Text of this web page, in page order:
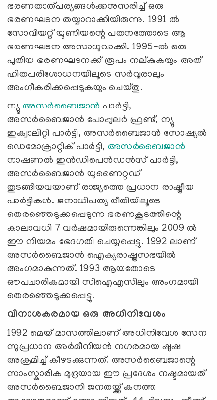
ഭരണതാത്പര്യങ്ങൾക്കനുസരിച്ച് ഒരു
ഭരണഘടന തയ്യാറാക്കിയിരുന്നു. 1991 ൽ
സോവിയറ്റ് യൂണിയന്റെ പതനത്തോടെ ആ
ഭരണഘടന അസാധുവാക്കി. 1995-ൽ ഒരു
പുതിയ ഭരണഘടനക്ക് രൂപം നല്കുകയും അത്
ഹിതപരിശോധനയിലൂടെ സര്‍വ്വരാലും
അംഗീകരിക്കപ്പെടുകയും ചെയ്തു.
ന്യൂഅസർബൈജാൻ പാർട്ടി,
അസർബൈജാൻ പോപ്പുലർ ഫ്രണ്ട്, ന്യൂ
ഇക്വാലിറ്റി പാർട്ടി, അസർബൈജാൻ സോഷ്യൽ
ഡെമോക്രാറ്റിക് പാർട്ടി, അസർബൈജാൻ
നാഷണൽ ഇൻഡിപെൻഡൻസ് പാർട്ടി,
അസർബൈജാൻ യുണൈറ്റഡ്
തുടങ്ങിയവയാണ് രാജ്യത്തെ പ്രധാന രാഷ്ട്രീയ
പാർട്ടികൾ. ജനാധിപത്യ രീതിയിലൂടെ
തെരഞ്ഞെടുക്കപ്പെടുന്ന ഭരണകൂടത്തിന്റെ
കാലാവധി 7 വർഷമായിരുന്നെങ്കിലും 2009 ൽ
ഈ നിയമം ഭേദഗതി ചെയ്യപ്പെട്ടു. 1992 ലാണ്
അസർബൈജാൻ ഐക്യരാഷ്ട്രസഭയിൽ
അംഗമാകുന്നത്. 1993 ആയതോടെ
ഔപചാരികമായി സിഐഎസിലും അംഗമായി
തെരഞ്ഞെടുക്കപ്പെട്ടു.
വിനാശകരമായ ഒരു അധിനിവേശം
1992 മെയ് മാസത്തിലാണ് അധിനിവേശ സേന
സുപ്രധാന അര്‍മീനിയന്‍ നഗരമായ ഷുഷ
അക്രമിച്ച് കീഴടക്കുന്നത്. അസർബൈജാന്റെ
സാംസ്കാരിക മുദ്രയായ ഈ പ്രദേശം നഷ്ടമായത്
അസർബൈജാനി ജനതയ്ക്ക് കനത്ത